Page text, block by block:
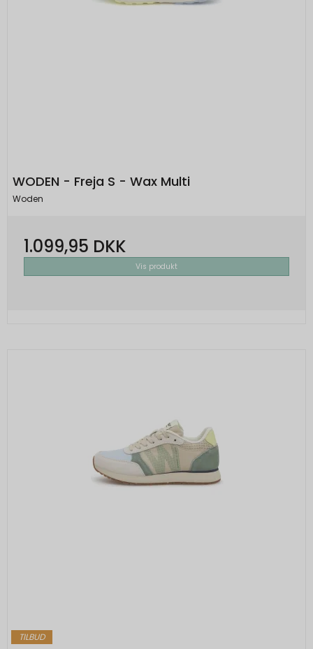
WODEN - Freja S - Wax Multi
Woden
1.099,95 DKK
Vis produkt
TILBUD